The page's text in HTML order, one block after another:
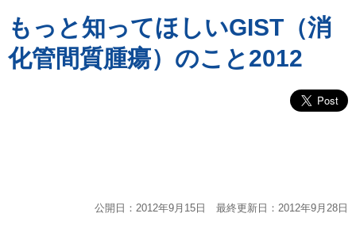
もっと知ってほしいGIST（消
化管間質腫瘍）のこと2012
公開日：2012年9月15日 最終更新日：2012年9月28日